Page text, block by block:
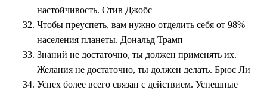
настойчивость. Стив Джобс
Чтобы преуспеть, вам нужно отделить себя от 98%
населения планеты. Дональд Трамп
Знаний не достаточно, ты должен применять их.
Желания не достаточно, ты должен делать. Брюс Ли
Успех более всего связан с действием. Успешные